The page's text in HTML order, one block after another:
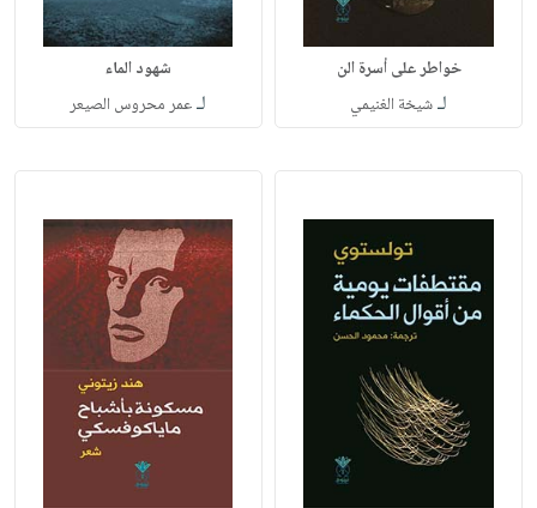
خواطر على أسرة الن
لـشيخة الغنيمي
شهود الماء
لـعمر محروس الصيعر